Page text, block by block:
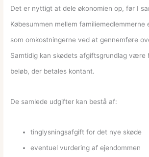
Det er nyttigt at dele økonomien op, før I
Købesummen mellem familiemedlemmerne
som omkostningerne ved at gennemføre
Samtidig kan skødets afgiftsgrundlag være
beløb, der betales kontant.
De samlede udgifter kan bestå af:
tinglysningsafgift for det nye skøde
eventuel vurdering af ejendommen